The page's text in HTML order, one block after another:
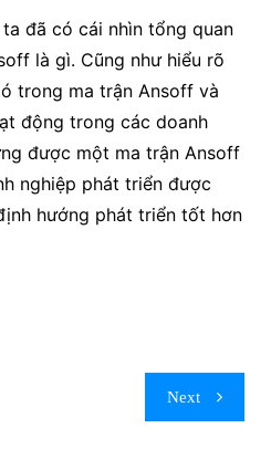
đã có cái nhìn tổng quan
là gì. Cũng như hiểu rõ
trong ma trận Ansoff và
động trong các doanh
được một ma trận Ansoff
nghiệp phát triển được
hướng phát triển tốt hơn
Next